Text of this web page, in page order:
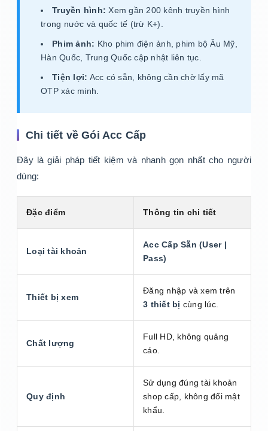
Truyền hình: Xem gần 200 kênh truyền hình
trong nước và quốc tế (trừ K+).
Phim ảnh: Kho phim điện ảnh, phim bộ Âu Mỹ,
Hàn Quốc, Trung Quốc cập nhật liên tục.
Tiện lợi: Acc có sẵn, không cần chờ lấy mã
OTP xác minh.
Chi tiết về Gói Acc Cấp
Đây là giải pháp tiết kiệm và nhanh gọn nhất cho người
dùng:
Đặc điểm Thông tin chi tiết
Loại tài khoản
Acc Cấp Sẵn (User |
Pass)
Thiết bị xem
Đăng nhập và xem trên
3 thiết bị cùng lúc.
Chất lượng
Full HD, không quảng
cáo.
Quy định
Sử dụng đúng tài khoản
shop cấp, không đổi mật
khẩu.